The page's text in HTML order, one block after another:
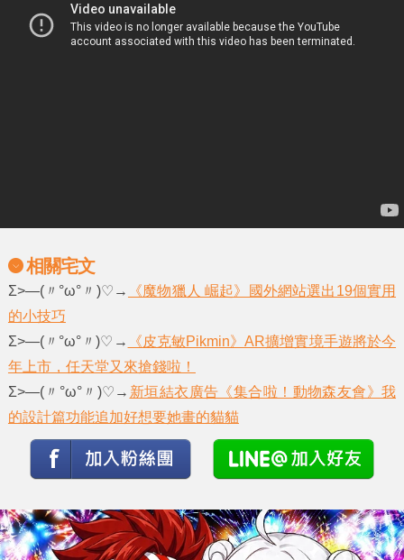
相關宅文
Σ>―(〃°ω°〃)♡→
《魔物獵人 崛起》國外網站選出19個實用
的小技巧
Σ>―(〃°ω°〃)♡→
《皮克敏Pikmin》AR擴增實境手遊將於今
年上市，任天堂又來搶錢啦！
Σ>―(〃°ω°〃)♡→ 新垣結衣廣告《集合啦！動物森友會》我
的設計篇功能追加好想要她畫的貓貓